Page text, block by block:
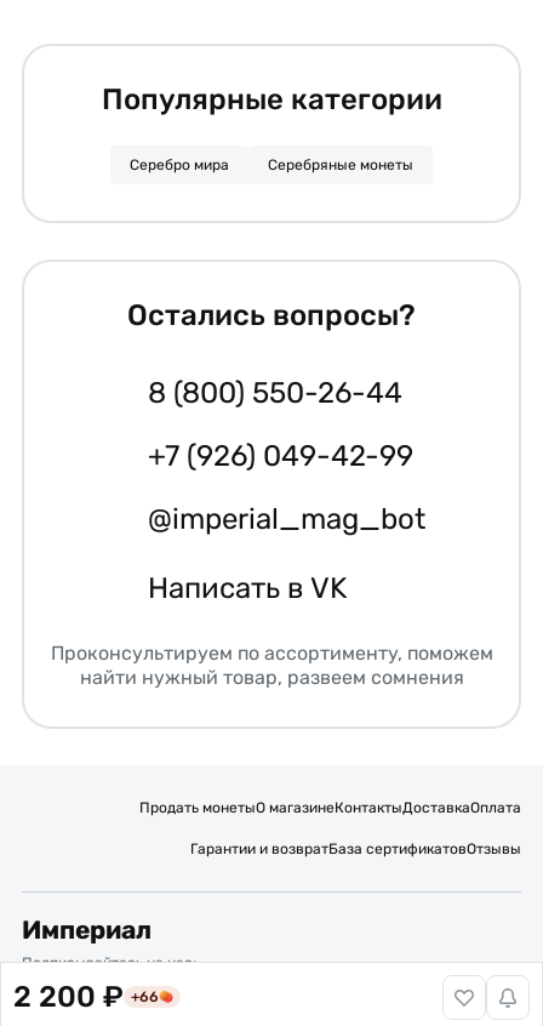
2 200 ₽ +66
Популярные категории
Серебро мира Серебряные монеты
Остались вопросы?
8 (800) 550-26-44
+7 (926) 049-42-99
@imperial_mag_bot
Написать в VK
Проконсультируем по ассортименту, поможем
найти нужный товар, развеем сомнения
Продать монетыО магазинеКонтактыДоставкаОплата
Гарантии и возвратБаза сертификатовОтзывы
Империал
Подписывайтесь на нас:
Вакансии